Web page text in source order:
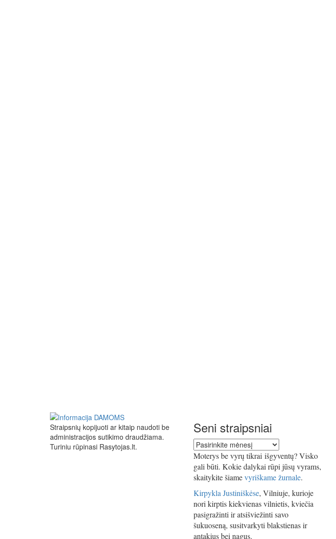
Straipsnių kopijuoti ar kitaip naudoti be
administracijos sutikimo draudžiama.
Turiniu rūpinasi Rasytojas.lt.
Seni straipsniai
Seni
straipsniai
Moterys be vyrų tikrai išgyventų? Visko
gali būti. Kokie dalykai rūpi jūsų vyrams,
skaitykite šiamevyriškame žurnale.
Kirpykla Justiniškėse, Vilniuje, kurioje
nori kirptis kiekvienas vilnietis, kviečia
pasigražinti ir atsišviežinti savo
šukuoseną, susitvarkyti blakstienas ir
antakius bei nagus.